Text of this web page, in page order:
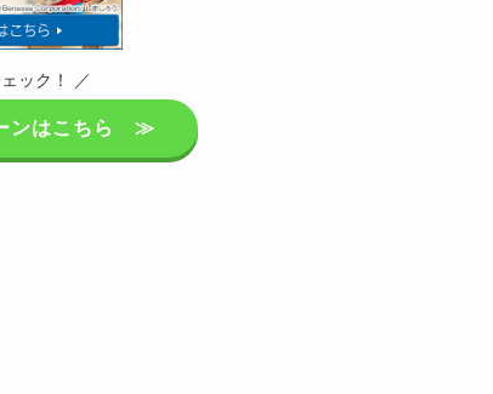
ック！ ／
ンはこちら ≫